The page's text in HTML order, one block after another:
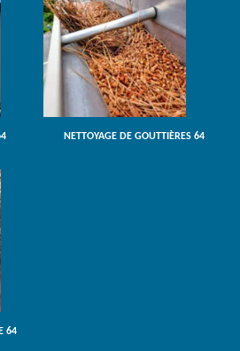
NETTOYAGE DE GOUTTIÈRES 64
64